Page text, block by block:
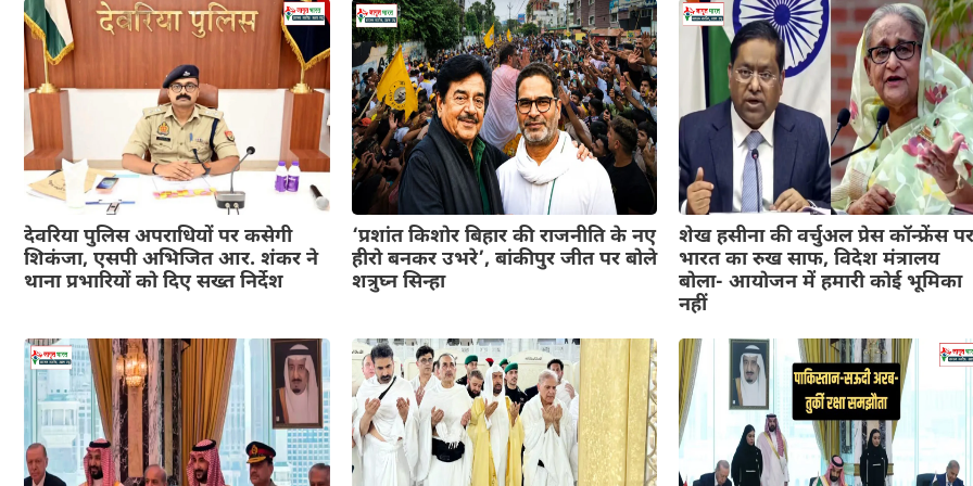
देवरिया पुलिस अपराधियों पर कसेगी
शिकंजा, एसपी अभिजित आर. शंकर ने
थाना प्रभारियों को दिए सख्त निर्देश
‘प्रशांत किशोर बिहार की राजनीति के नए
हीरो बनकर उभरे’, बांकीपुर जीत पर बोले
शत्रुघ्न सिन्हा
शेख हसीना की वर्चुअल प्रेस कॉन्फ्रेंस
भारत का रुख साफ, विदेश मंत्रालय
बोला- आयोजन में हमारी कोई भूमिका
नहीं